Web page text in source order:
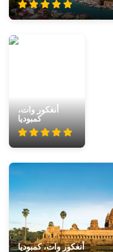
أنغكور وات،
كمبوديا
أنغكور وات، كمبوديا